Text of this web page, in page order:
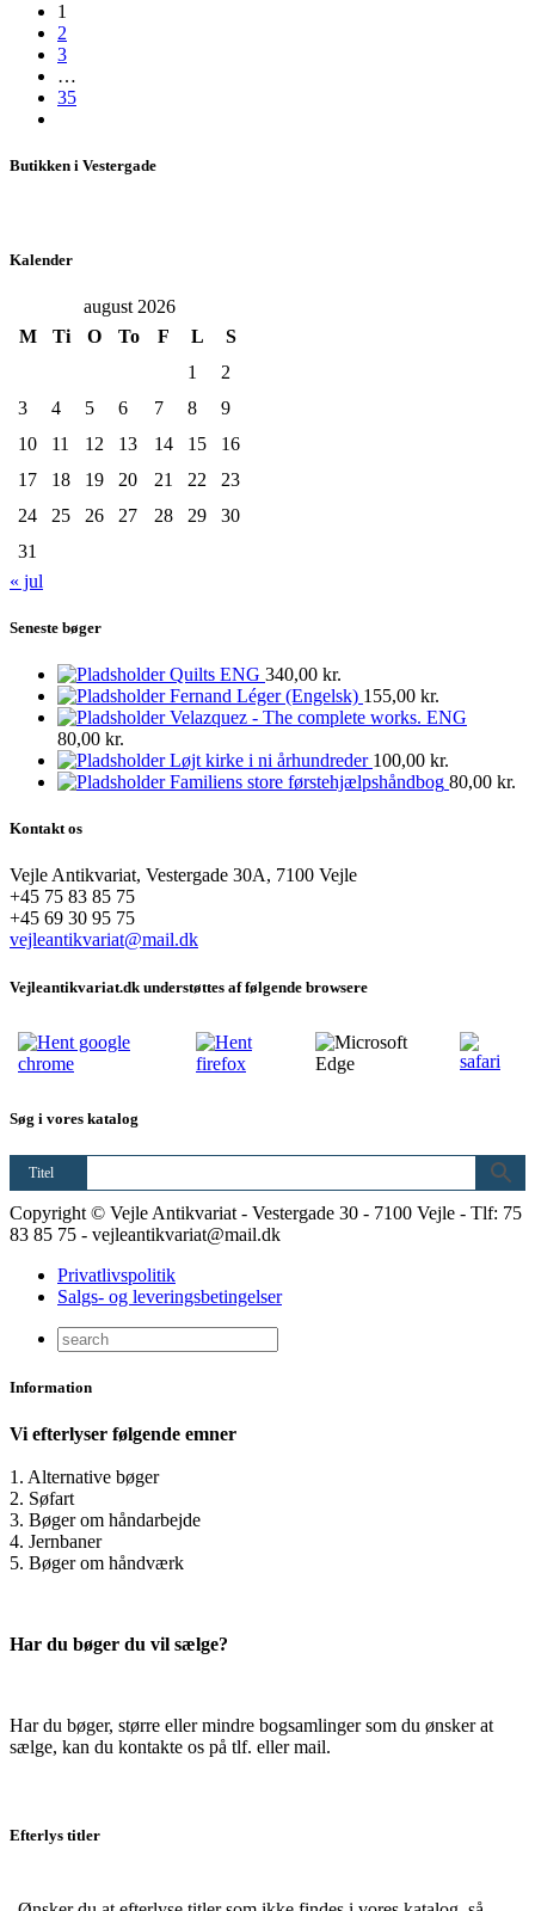
1
2
3
…
35
Butikken i Vestergade
Kalender
august 2026
M
Ti O To F L
S
1
2
3
4 5 6 7 8
9
10
11 12 13 14 15
16
17
18 19 20 21 22
23
24
25 26 27 28 29
30
31
« jul
Seneste bøger
Quilts ENG 340,00 kr.
Fernand Léger (Engelsk) 155,00 kr.
Velazquez - The complete works. ENG
80,00 kr.
Løjt kirke i ni århundreder 100,00 kr.
Familiens store førstehjælpshåndbog 80,00 kr.
Kontakt os
Vejle Antikvariat, Vestergade 30A, 7100 Vejle
+45 75 83 85 75
+45 69 30 95 75
vejleantikvariat@mail.dk
Vejleantikvariat.dk understøttes af følgende browsere
Søg i vores katalog
Titel
Copyright © Vejle Antikvariat - Vestergade 30 - 7100 Vejle - Tlf: 75
83 85 75 - vejleantikvariat@mail.dk
Privatlivspolitik
Salgs- og leveringsbetingelser
Information
Vi efterlyser følgende emner
1. Alternative bøger
2. Søfart
3. Bøger om håndarbejde
4. Jernbaner
5. Bøger om håndværk
Har du bøger du vil sælge?
Har du bøger, større eller mindre bogsamlinger som du ønsker at
sælge, kan du kontakte os på tlf. eller mail.
Efterlys titler